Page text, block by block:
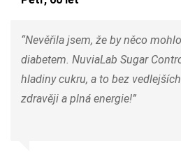
“Nevěřila jsem, že by něco
diabetem. NuviaLab Sugar
hladiny cukru, a to bez
zdravěji a plná energie!”